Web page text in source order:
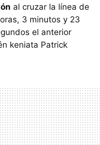
al cruzar la línea de
3 minutos y 23
el anterior
keniata Patrick